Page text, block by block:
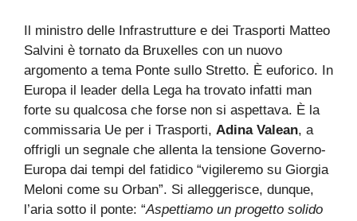
Il ministro delle Infrastrutture e dei Trasporti Matteo
Salvini è tornato da Bruxelles con un nuovo
argomento a tema Ponte sullo Stretto. È euforico. In
Europa il leader della Lega ha trovato infatti man
forte su qualcosa che forse non si aspettava. È la
commissaria Ue per i Trasporti, Adina Valean, a
offrigli un segnale che allenta la tensione Governo-
Europa dai tempi del fatidico “vigileremo su Giorgia
Meloni come su Orban”. Si alleggerisce, dunque,
l’aria sotto il ponte: “Aspettiamo un progetto solido